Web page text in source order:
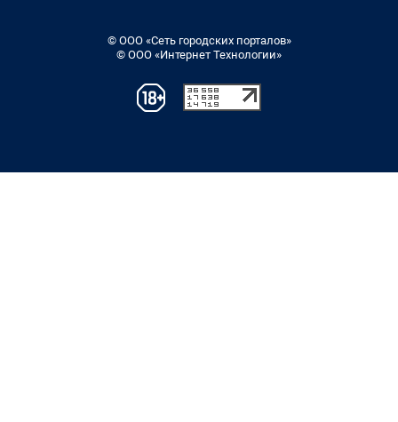
© ООО «Сеть городских порталов»
© ООО «Интернет Технологии»